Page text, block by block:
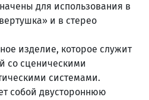
для использования в
и в стерео
изделие, которое служит
со сценическими
системами.
собой двустороннюю